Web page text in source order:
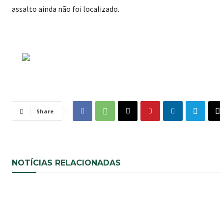
assalto ainda não foi localizado.
Share
NOTÍCIAS RELACIONADAS